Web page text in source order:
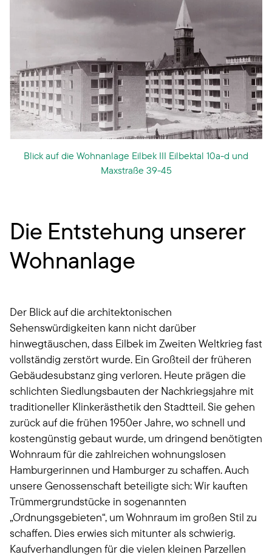
Blick auf die Wohnanlage Eilbek III Eilbektal 10a-d und
Maxstraße 39-45
Die Entstehung unserer
Wohnanlage
Der Blick auf die architektonischen
Sehenswürdigkeiten kann nicht darüber
hinwegtäuschen, dass Eilbek im Zweiten Weltkrieg fast
vollständig zerstört wurde. Ein Großteil der früheren
Gebäudesubstanz ging verloren. Heute prägen die
schlichten Siedlungsbauten der Nachkriegsjahre mit
traditioneller Klinkerästhetik den Stadtteil. Sie gehen
zurück auf die frühen 1950er Jahre, wo schnell und
kostengünstig gebaut wurde, um dringend benötigten
Wohnraum für die zahlreichen wohnungslosen
Hamburgerinnen und Hamburger zu schaffen. Auch
unsere Genossenschaft beteiligte sich: Wir kauften
Trümmergrundstücke in sogenannten
„Ordnungsgebieten“, um Wohnraum im großen Stil zu
schaffen. Dies erwies sich mitunter als schwierig.
Kaufverhandlungen für die vielen kleinen Parzellen